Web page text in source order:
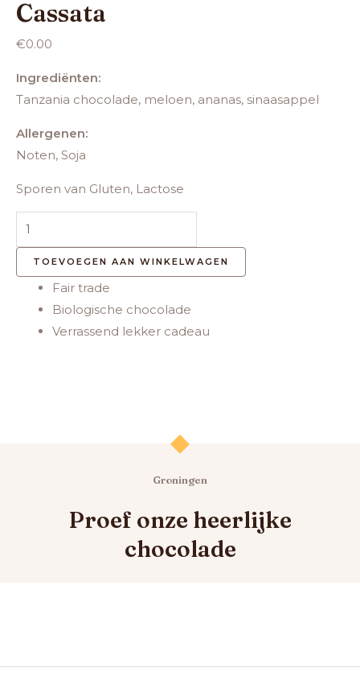
Cassata
€0.00
Ingrediënten:
Tanzania chocolade, meloen, ananas, sinaasappel
Allergenen:
Noten, Soja
Sporen van Gluten, Lactose
TOEVOEGEN AAN WINKELWAGEN
Fair trade
Biologische chocolade
Verrassend lekker cadeau
Groningen
Proef onze heerlijke
chocolade